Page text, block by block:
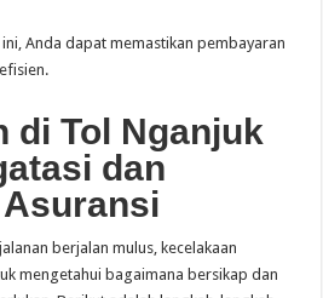
Anda dapat memastikan pembayaran
di Tol Nganjuk
dan
berjalan mulus, kecelakaan
mengetahui bagaimana bersikap dan